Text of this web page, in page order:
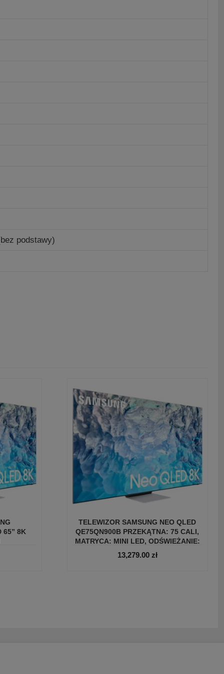
podstawy)
65” 8K
TELEWIZOR SAMSUNG NEO QLED
QE75QN900B PRZEKĄTNA: 75 CALI,
MATRYCA: MINI LED, ODŚWIEŻANIE:
120 HZ, BLUETOOTH, WI-FI, DLNA,
LAN, HDMI 2.1
13,279.00 zł